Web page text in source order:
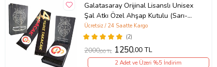
Galatasaray Orijinal Lisanslı Unisex
Şal Atkı Özel Ahşap Kutulu (Sarı-
Kırmızı)
(2)
Ücretsiz / 24 Saatte Kargo
2000,00 TL 1250,00 TL
2 Adet ve Üzeri %5 İndirim